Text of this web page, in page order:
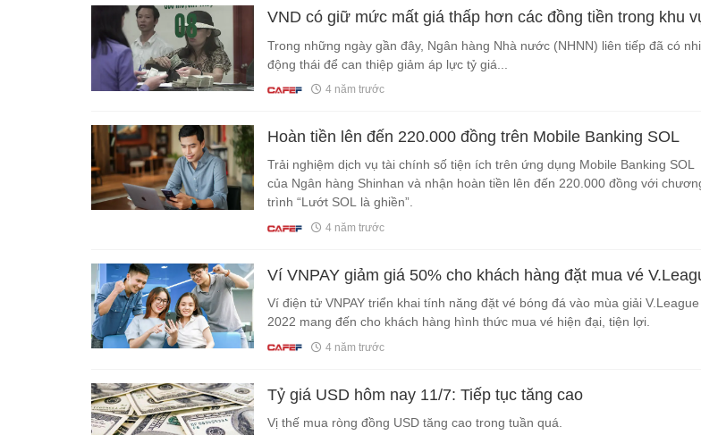
VND có giữ mức mất giá thấp hơn các đồng tiền trong khu
Trong những ngày gần đây, Ngân hàng Nhà nước (NHNN) liên tiếp đã có
động thái để can thiệp giảm áp lực tỷ giá...
4 năm trước
Hoàn tiền lên đến 220.000 đồng trên Mobile Banking SOL
Trải nghiệm dịch vụ tài chính số tiện ích trên ứng dụng Mobile Banking SOL
của Ngân hàng Shinhan và nhận hoàn tiền lên đến 220.000 đồng với
trình “Lướt SOL là ghiền”.
4 năm trước
Ví VNPAY giảm giá 50% cho khách hàng đặt mua vé
Ví điện tử VNPAY triển khai tính năng đặt vé bóng đá vào mùa giải V.League
2022 mang đến cho khách hàng hình thức mua vé hiện đại, tiện lợi.
4 năm trước
Tỷ giá USD hôm nay 11/7: Tiếp tục tăng cao
Vị thế mua ròng đồng USD tăng cao trong tuần quá.